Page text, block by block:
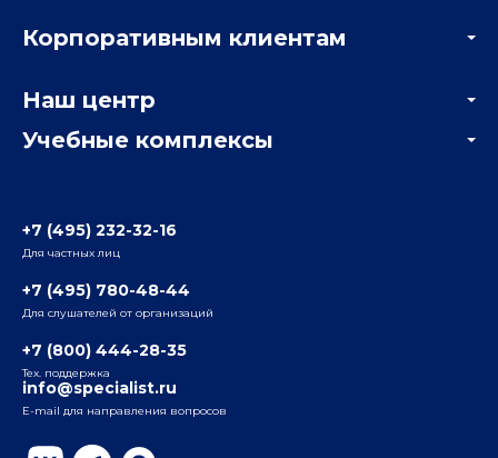
Учебные комплексы
Радио
ул. Радио, д.24, корпус 1, 2-й подъезд, 2-й этаж
ул. Воронцовская, д. 35Б, корп.2, 5-й этаж
Бауманский
ул. Бауманская, д. 6, стр. 2, бизнес-центр «Виктория
Мастер-классы и вебинары
Корпоративным клиентам
Отзывы компаний
Наш центр
Информация о центре
+7 (495) 232-32-16
Для частных лиц
+7 (495) 780-48-44
Для слушателей от организаций
+7 (800) 444-28-35
Тех. поддержка
info@specialist.ru
E-mail для направления вопросов